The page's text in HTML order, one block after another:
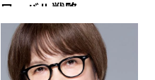
ローバル戦略